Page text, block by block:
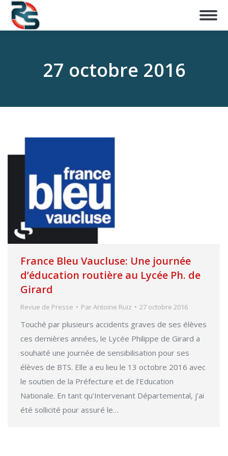
27 octobre 2016
France Bleu Vaucluse: Une journée
d’éducation routière au Lycée Ph. de
Girard
Revue de Presse ParAntoine Ruiz 27 octobre 2016
Touché par plusieurs accidents graves de ses élèves
ces dernières années, le Lycée Philippe de Girard a
souhaité une journée de sensibilisation pour ses
élèves de BTS. Elle a eu lieu le 13 octobre 2016 avec
le soutien de la Préfecture et de l’Education
Nationale. En tant qu’Intervenant Départemental, j’ai
été sollicité pour assuré le…